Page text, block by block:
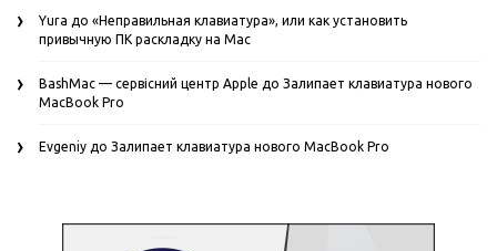
Yura до «Неправильная клавиатура», или как установить
привычную ПК раскладку на Mac
BashMac — сервісний центр Apple до Залипает клавиатура нового
MacBook Pro
Evgeniy до Залипает клавиатура нового MacBook Pro